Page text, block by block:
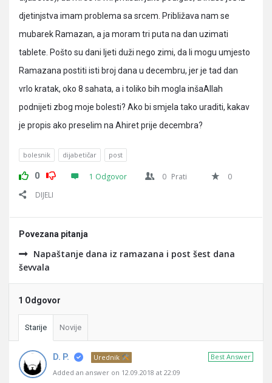
djetinjstva imam problema sa srcem. Približava nam se
mubarek Ramazan, a ja moram tri puta na dan uzimati
tablete. Pošto su dani ljeti duži nego zimi, da li mogu umjesto
Ramazana postiti isti broj dana u decembru, jer je tad dan
vrlo kratak, oko 8 sahata, a i toliko bih mogla inšaAllah
podnijeti zbog moje bolesti? Ako bi smjela tako uraditi, kakav
je propis ako preselim na Ahiret prije decembra?
bolesnik dijabetičar post
0 1 Odgovor 0 Prati
0
DIJELI
Povezana pitanja
Napaštanje dana iz ramazana i post šest dana
ševvala
1 Odgovor
Starije Novije
Best Answer
D. P.
Urednik
Added an answer on 12.09.2018 at 22:09